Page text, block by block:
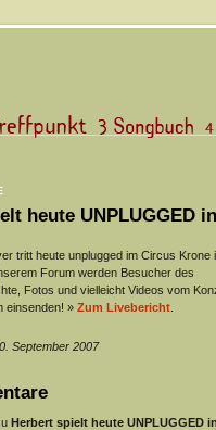
heute UNPLUGGED
tritt heute unplugged im Circus Krone
Forum werden Besucher des
Fotos und vielleicht Videos vom
einsenden! » Zum Livebericht.
September 2007
Herbert spielt heute UNPLUGGED in